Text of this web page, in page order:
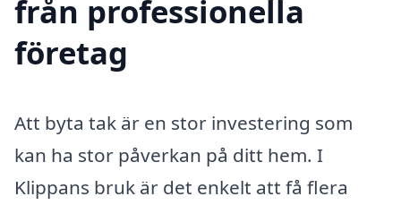
från professionella
företag
Att byta tak är en stor investering som
kan ha stor påverkan på ditt hem. I
Klippans bruk är det enkelt att få flera